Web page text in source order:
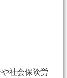
社会保険労